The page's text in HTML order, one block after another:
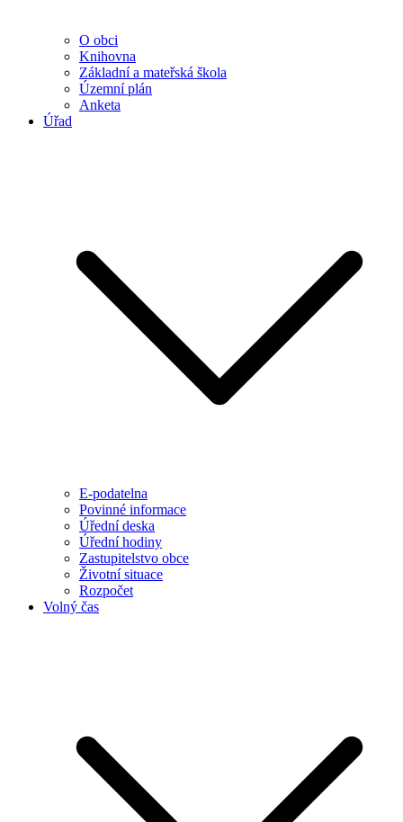
O obci
Knihovna
Základní a mateřská škola
Územní plán
Anketa
Úřad
E-podatelna
Povinné informace
Úřední deska
Úřední hodiny
Zastupitelstvo obce
Životní situace
Rozpočet
Volný čas